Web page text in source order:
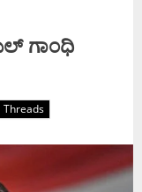
ಗಾಂಧಿ
Threads